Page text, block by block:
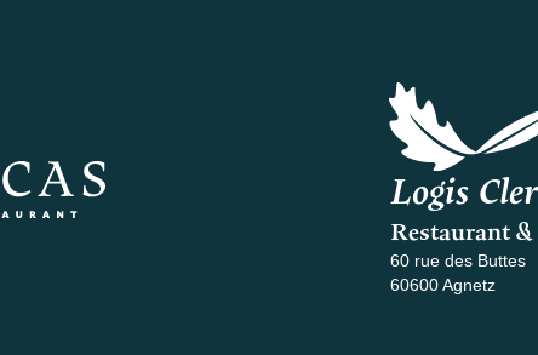
Logis
Restaurant
60 rue des Buttes
60600 Agnetz